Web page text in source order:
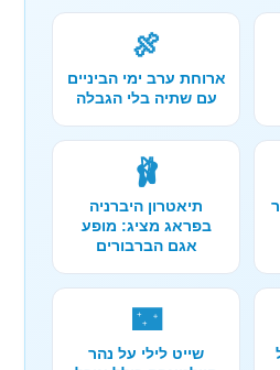
🍖
ארוחת ערב ימי הביניים
עם שתיה בלי הגבלה
🩰
תיאטרון היברניה
בפראג מציג: מופע
אגם הברבורים
🌃
שייט לילי על נהר